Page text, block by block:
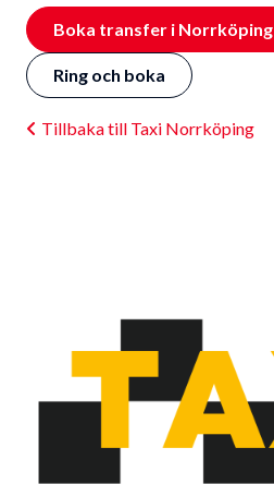
Boka transfer i Norrköping
Ring och boka
Tillbaka till Taxi Norrköping